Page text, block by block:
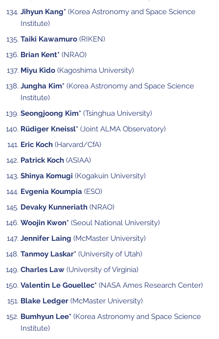
Jihyun Kang*(Korea Astronomy and Space Science
Institute)
Taiki Kawamuro(RIKEN)
Brian Kent*(NRAO)
Miyu Kido(Kagoshima University)
Jungha Kim*(Korea Astronomy and Space Science
Institute)
Seongjoong Kim*(Tsinghua University)
Rüdiger Kneissl*(Joint ALMA Observatory)
Eric Koch(Harvard/CfA)
Patrick Koch(ASIAA)
Shinya Komugi (Kogakuin University)
Evgenia Koumpia(ESO)
Devaky Kunneriath(NRAO)
Woojin Kwon*(Seoul National University)
Jennifer Laing (McMaster University)
Tanmoy Laskar*(University of Utah)
Charles Law(University of Virginia)
Valentin Le Gouellec*(NASA Ames Research Center)
Blake Ledger(McMaster University)
Bumhyun Lee*(Korea Astronomy and Space Science
Institute)